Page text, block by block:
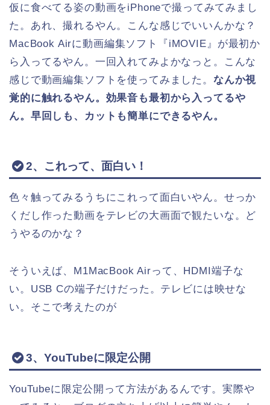
仮に食べてる姿の動画をiPhoneで撮ってみてみまし
た。あれ、撮れるやん。こんな感じでいいんかな？
MacBook Airに動画編集ソフト『iMOVIE』が最初か
ら入ってるやん。一回入れてみよかなっと。こんな
感じで動画編集ソフトを使ってみました。 なんか視
覚的に触れるやん。 効果音も最初から入ってるや
ん。 早回しも、カットも簡単にできるやん。
2、これって、面白い！
色々触ってみるうちにこれって面白いやん。せっか
くだし作った動画をテレビの大画面で観たいな。ど
うやるのかな？
そういえば、M1MacBook Airって、HDMI端子な
い。USB Cの端子だけだった。テレビには映せな
い。そこで考えたのが
3、YouTubeに限定公開
YouTubeに限定公開って方法があるんです。実際や